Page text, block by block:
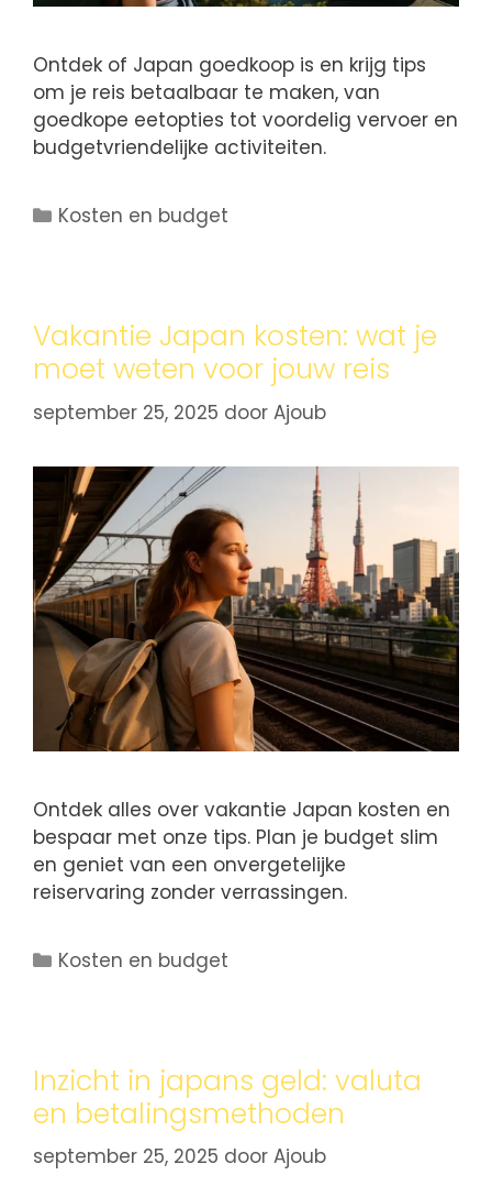
Ontdek of Japan goedkoop is en krijg tips
om je reis betaalbaar te maken, van
goedkope eetopties tot voordelig vervoer en
budgetvriendelijke activiteiten.
Kosten en budget
Vakantie Japan kosten: wat je
moet weten voor jouw reis
september 25, 2025 door Ajoub
Ontdek alles over vakantie Japan kosten en
bespaar met onze tips. Plan je budget slim
en geniet van een onvergetelijke
reiservaring zonder verrassingen.
Kosten en budget
Inzicht in japans geld: valuta
en betalingsmethoden
september 25, 2025 door Ajoub